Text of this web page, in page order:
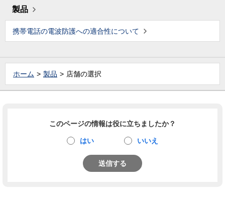
製品
携帯電話の電波防護への適合性について
ホーム 製品 店舗の選択
このページの情報は役に立ちましたか？
はい いいえ
送信する